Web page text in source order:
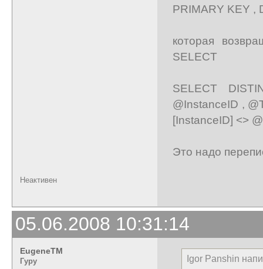
PRIMARY KEY ,
которая
SELECT
SELECT
@InstanceID ,
[InstanceID] <>
Это надо
Неактивен
05.06.2008 10:31:14
EugeneTM
Гуру
Igor Panshin